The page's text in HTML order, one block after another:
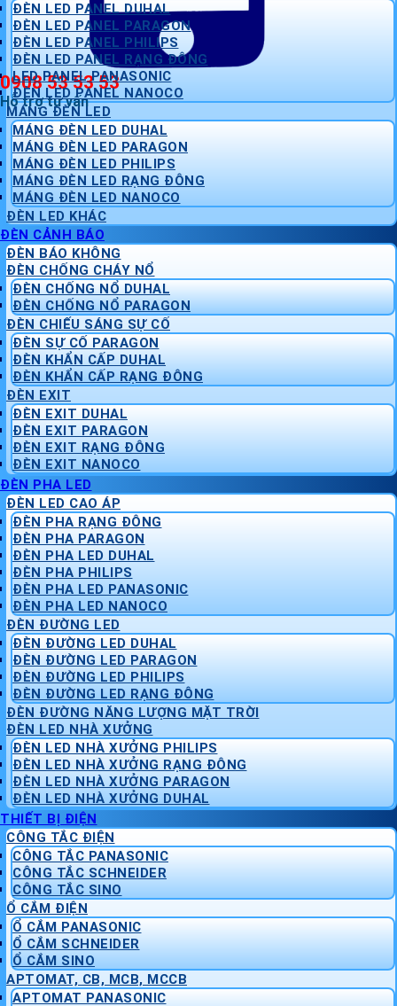
0908 53 53 53
Hỗ trợ tư vấn
ĐÈN LED PANEL DUHAL
ĐÈN LED PANEL PARAGON
ĐÈN LED PANEL PHILIPS
ĐÈN LED PANEL RẠNG ĐÔNG
LED PANEL PANASONIC
ĐÈN LED PANEL NANOCO
MÁNG ĐÈN LED
MÁNG ĐÈN LED DUHAL
MÁNG ĐÈN LED PARAGON
MÁNG ĐÈN LED PHILIPS
MÁNG ĐÈN LED RẠNG ĐÔNG
MÁNG ĐÈN LED NANOCO
ĐÈN LED KHÁC
ĐÈN CẢNH BÁO
ĐÈN BÁO KHÔNG
ĐÈN CHỐNG CHÁY NỔ
ĐÈN CHỐNG NỔ DUHAL
ĐÈN CHỐNG NỔ PARAGON
ĐÈN CHIẾU SÁNG SỰ CỐ
ĐÈN SỰ CỐ PARAGON
ĐÈN KHẨN CẤP DUHAL
ĐÈN KHẨN CẤP RẠNG ĐÔNG
ĐÈN EXIT
ĐÈN EXIT DUHAL
ĐÈN EXIT PARAGON
ĐÈN EXIT RẠNG ĐÔNG
ĐÈN EXIT NANOCO
ĐÈN PHA LED
ĐÈN LED CAO ÁP
ĐÈN PHA RẠNG ĐÔNG
ĐÈN PHA PARAGON
ĐÈN PHA LED DUHAL
ĐÈN PHA PHILIPS
ĐÈN PHA LED PANASONIC
ĐÈN PHA LED NANOCO
ĐÈN ĐƯỜNG LED
ĐÈN ĐƯỜNG LED DUHAL
ĐÈN ĐƯỜNG LED PARAGON
ĐÈN ĐƯỜNG LED PHILIPS
ĐÈN ĐƯỜNG LED RẠNG ĐÔNG
ĐÈN ĐƯỜNG NĂNG LƯỢNG MẶT TRỜI
ĐÈN LED NHÀ XƯỞNG
ĐÈN LED NHÀ XƯỞNG PHILIPS
ĐÈN LED NHÀ XƯỞNG RẠNG ĐÔNG
ĐÈN LED NHÀ XƯỞNG PARAGON
ĐÈN LED NHÀ XƯỞNG DUHAL
THIẾT BỊ ĐIỆN
CÔNG TẮC ĐIỆN
CÔNG TẮC PANASONIC
CÔNG TẮC SCHNEIDER
CÔNG TẮC SINO
Ổ CẮM ĐIỆN
Ổ CẮM PANASONIC
Ổ CẮM SCHNEIDER
Ổ CẮM SINO
APTOMAT, CB, MCB, MCCB
APTOMAT PANASONIC